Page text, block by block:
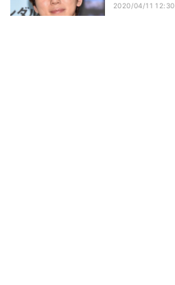
2020/04/11 12:30